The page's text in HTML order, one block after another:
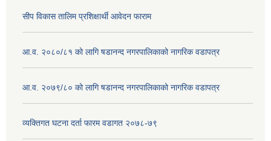
सीप विकास तालिम प्रशिक्षार्थी आवेदन फाराम
आ.व. २०८०/८१ को लागि षडानन्द नगरपालिकाको नागरिक वडापत्र
आ.व. २०७९/८० को लागि षडानन्द नगरपालिकाको नागरिक वडापत्र
व्यक्तिगत घटना दर्ता फारम वडागत २०७८-७९